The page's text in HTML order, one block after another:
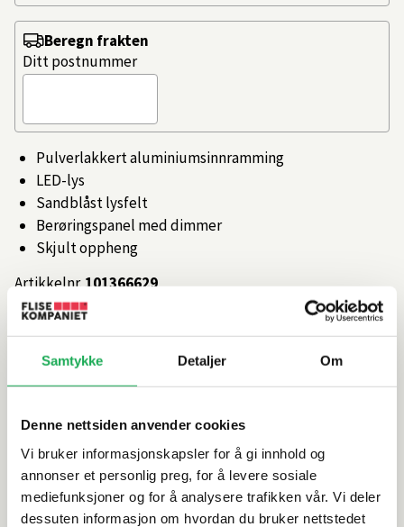
Samtykke Detaljer Om
Denne nettsiden anvender cookies
Vi bruker informasjonskapsler for å gi innhold og
annonser et personlig preg, for å levere sosiale
mediefunksjoner og for å analysere trafikken vår. Vi deler
dessuten informasjon om hvordan du bruker nettstedet
Pulverlakkert aluminiumsinnramming
LED-lys
Sandblåst lysfelt
Berøringspanel med dimmer
Skjult oppheng
Artikkelnr.101366629
Beregn frakten
Ditt postnummer
Produktinformasjon
Rengjøring og vedlikehold
Leveringsinformasjon